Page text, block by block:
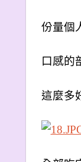
份量個
口感的
這麼多